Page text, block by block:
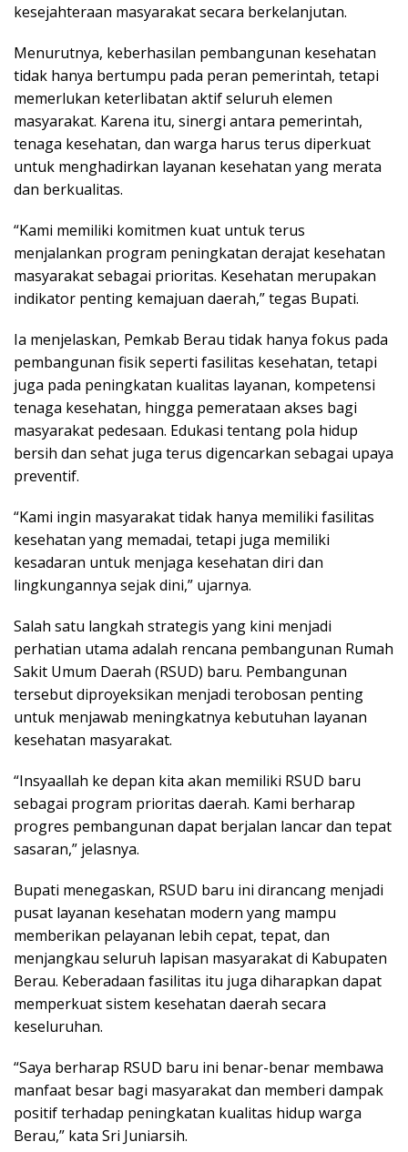
kesejahteraan masyarakat secara berkelanjutan.
Menurutnya, keberhasilan pembangunan kesehatan
tidak hanya bertumpu pada peran pemerintah, tetapi
memerlukan keterlibatan aktif seluruh elemen
masyarakat. Karena itu, sinergi antara pemerintah,
tenaga kesehatan, dan warga harus terus diperkuat
untuk menghadirkan layanan kesehatan yang merata
dan berkualitas.
“Kami memiliki komitmen kuat untuk terus
menjalankan program peningkatan derajat kesehatan
masyarakat sebagai prioritas. Kesehatan merupakan
indikator penting kemajuan daerah,” tegas Bupati.
Ia menjelaskan, Pemkab Berau tidak hanya fokus pada
pembangunan fisik seperti fasilitas kesehatan, tetapi
juga pada peningkatan kualitas layanan, kompetensi
tenaga kesehatan, hingga pemerataan akses bagi
masyarakat pedesaan. Edukasi tentang pola hidup
bersih dan sehat juga terus digencarkan sebagai upaya
preventif.
“Kami ingin masyarakat tidak hanya memiliki fasilitas
kesehatan yang memadai, tetapi juga memiliki
kesadaran untuk menjaga kesehatan diri dan
lingkungannya sejak dini,” ujarnya.
Salah satu langkah strategis yang kini menjadi
perhatian utama adalah rencana pembangunan Rumah
Sakit Umum Daerah (RSUD) baru. Pembangunan
tersebut diproyeksikan menjadi terobosan penting
untuk menjawab meningkatnya kebutuhan layanan
kesehatan masyarakat.
“Insyaallah ke depan kita akan memiliki RSUD baru
sebagai program prioritas daerah. Kami berharap
progres pembangunan dapat berjalan lancar dan tepat
sasaran,” jelasnya.
Bupati menegaskan, RSUD baru ini dirancang menjadi
pusat layanan kesehatan modern yang mampu
memberikan pelayanan lebih cepat, tepat, dan
menjangkau seluruh lapisan masyarakat di Kabupaten
Berau. Keberadaan fasilitas itu juga diharapkan dapat
memperkuat sistem kesehatan daerah secara
keseluruhan.
“Saya berharap RSUD baru ini benar-benar membawa
manfaat besar bagi masyarakat dan memberi dampak
positif terhadap peningkatan kualitas hidup warga
Berau,” kata Sri Juniarsih.